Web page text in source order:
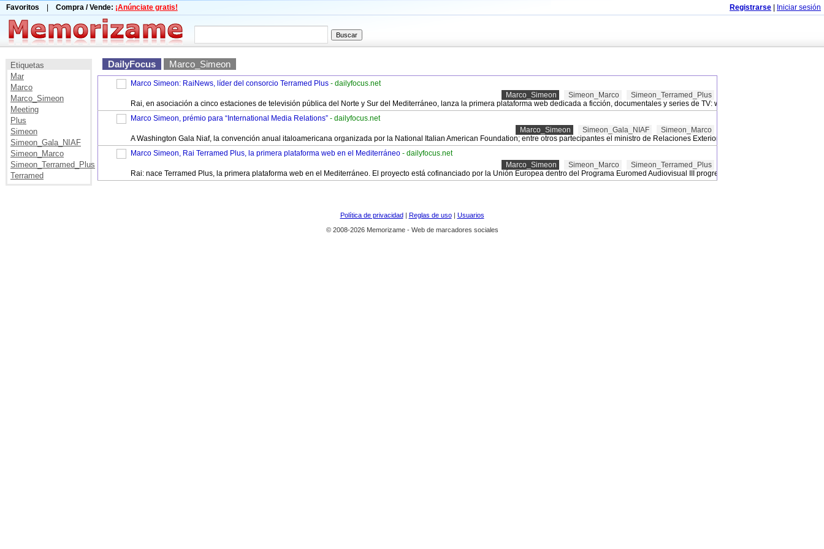
Favoritos Compra / Vende: ¡Anúnciate gratis! Registrarse Iniciar sesión
Etiquetas
Mar
Marco
Marco_Simeon
Meeting
Plus
Simeon
Simeon_Gala_NIAF
Simeon_Marco
Simeon_Terramed_Plus
Terramed
DailyFocus Marco_Simeon
Marco Simeon: RaiNews, líder del consorcio Terramed Plus - dailyfocus.net
Marco_Simeon
Simeon_Marco
Simeon_Terramed_Plus
Rai, en asociación a cinco estaciones de televisión pública del Norte y Sur del Mediterráneo, lanza la primera plataforma web dedicada a ficción, documentales y series de TV: www.terramedplus.tv .
Marco Simeon, prémio para “International Media Relations” - dailyfocus.net
Marco_Simeon
Simeon_Gala_NIAF
Simeon_Marco
A Washington Gala Niaf, la convención anual italoamericana organizada por la National Italian American Foundation; entre otros partecipantes el ministro de Relaciones Exteriores Giulio Terzi, el Embajador
Marco Simeon, Rai Terramed Plus, la primera plataforma web en el Mediterráneo - dailyfocus.net
Marco_Simeon
Simeon_Marco
Simeon_Terramed_Plus
Rai: nace Terramed Plus, la primera plataforma web en el Mediterráneo. El proyecto está cofinanciado por la Unión Europea dentro del Programa Euromed Audiovisual III progresivamente ofrecerá un
Política de privacidad| Reglas de uso| Usuarios
© 2008-2026 Memorizame - Web de marcadores sociales